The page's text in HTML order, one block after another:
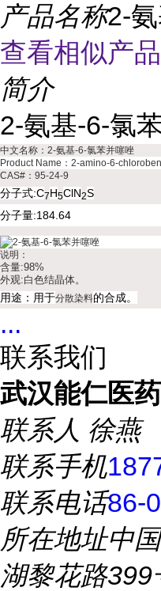
产品名称2-
查看相似产
简介
2-氨基-6-氯
中文名称：2-氨基-6-氯苯并噻唑
Product Name：2-amino-6-
CAS#：95-24-9
分子式:C7H5ClN2S
分子量:184.64
说明：
含量:98%
外观:白色结晶体。
用途：用于分散染料的合成。
...
联系我们
武汉能仁医
联系人 徐燕
联系手机
联系电话86-
所在地址中
湖黎花路399